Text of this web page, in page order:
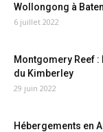
Wollongong à
6 juillet 2022
Montgomery Reef
du Kimberley
29 juin 2022
Hébergements en